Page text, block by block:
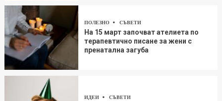
ПОЛЕЗНО СЪВЕТИ
На 15 март започват ателиета по
терапевтично писане за жени с
пренатална загуба
ИДЕИ СЪВЕТИ